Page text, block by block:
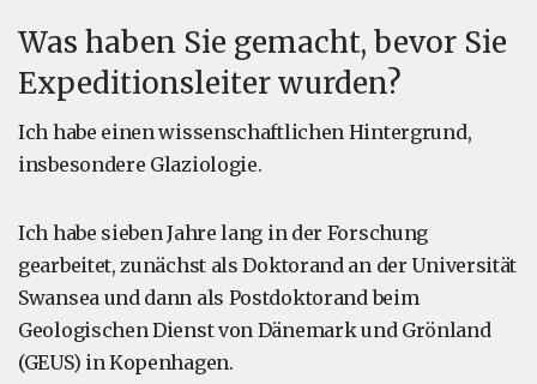
Was haben Sie gemacht, bevor Sie
Expeditionsleiter wurden?
Ich habe einen wissenschaftlichen Hintergrund,
insbesondere Glaziologie.
Ich habe sieben Jahre lang in der Forschung
gearbeitet, zunächst als Doktorand an der Universität
Swansea und dann als Postdoktorand beim
Geologischen Dienst von Dänemark und Grönland
(GEUS) in Kopenhagen.